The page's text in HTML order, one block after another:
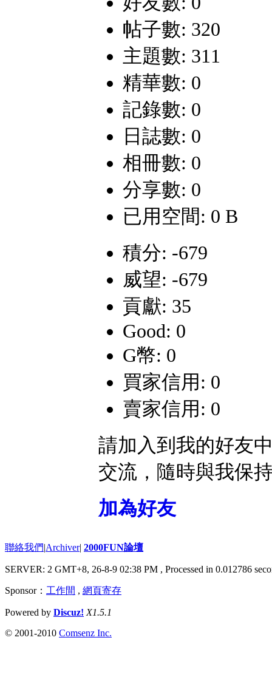
帖子數: 320
主題數: 311
精華數: 0
記錄數: 0
日誌數: 0
相冊數: 0
分享數: 0
已用空間: 0 B
積分: -679
威望: -679
貢獻: 35
Good: 0
G幣: 0
買家信用: 0
賣家信用: 0
請加入到我的好友
交流，隨時與我保
加為好友
聯絡我們|Archiver| 2000FUN論壇
SERVER: 2 GMT+8, 26-8-9 02:38 PM , Processed in 0.012786
Sponsor： 工作間 , 網頁寄存
Powered by Discuz! X1.5.1
© 2001-2010 Comsenz Inc.